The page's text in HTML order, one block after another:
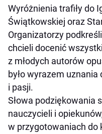
Wyróżnienia trafiły do
Świątkowskiej oraz
Organizatorzy
chcieli docenić
z młodych autorów
było wyrazem
i pasji.
Słowa podziękowania
nauczycieli i
w przygotowaniach do